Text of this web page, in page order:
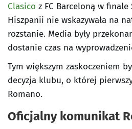
Clasico z FC Barceloną w
Hiszpanii nie wskazywała na
rozstanie. Media były
dostanie czas na
Tym większym zaskoczeniem
decyzja klubu, o której
Romano.
Oficjalny komunikat